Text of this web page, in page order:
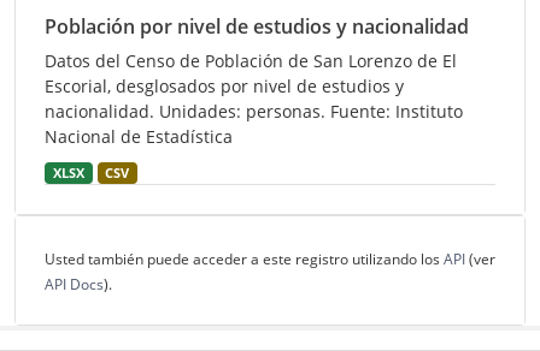
Población por nivel de estudios y nacionalidad
Datos del Censo de Población de San Lorenzo de El
Escorial, desglosados por nivel de estudios y
nacionalidad. Unidades: personas. Fuente: Instituto
Nacional de Estadística
XLSX CSV
Usted también puede acceder a este registro utilizando los API(ver
API Docs).